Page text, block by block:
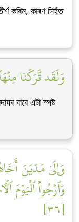
কৰিম, কাৰণ সিহঁত
وَلَقَد تَّرَكۡنَا
বাবে এটা স্পষ্ট
وَإِلَىٰ مَدۡيَنَ
وَٱرۡجُواْ ٱلۡيَوۡمَ
[٣٦]